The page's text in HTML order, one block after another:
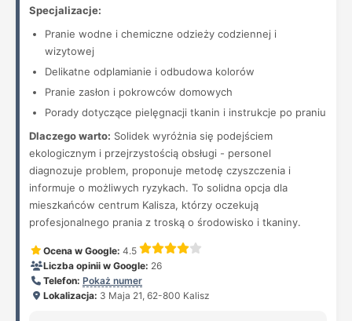
Specjalizacje:
Pranie wodne i chemiczne odzieży codziennej i
wizytowej
Delikatne odplamianie i odbudowa kolorów
Pranie zasłon i pokrowców domowych
Porady dotyczące pielęgnacji tkanin i instrukcje po praniu
Dlaczego warto: Solidek wyróżnia się podejściem
ekologicznym i przejrzystością obsługi - personel
diagnozuje problem, proponuje metodę czyszczenia i
informuje o możliwych ryzykach. To solidna opcja dla
mieszkańców centrum Kalisza, którzy oczekują
profesjonalnego prania z troską o środowisko i tkaniny.
Ocena w Google: 4.5
Liczba opinii w Google: 26
Telefon: Pokaż numer
Lokalizacja: 3 Maja 21, 62-800 Kalisz